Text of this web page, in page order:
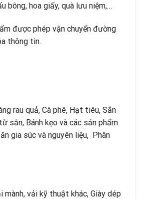
bông, hoa giấy, quà lưu niệm,…
được phép vận chuyển đường
thông tin.
rau quả, Cà phê, Hạt tiêu, Sắn
sắn, Bánh kẹo và các sản phẩm
gia súc và nguyên liệu, Phân
mành, vải kỹ thuật khác, Giày dép